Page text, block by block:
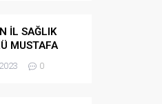
İL SAĞLIK
MUSTAFA
0